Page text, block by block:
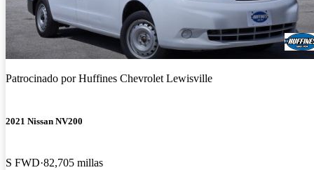
Patrocinado porHuffines Chevrolet Lewisville
2021 Nissan NV200
S FWD 82,705 millas